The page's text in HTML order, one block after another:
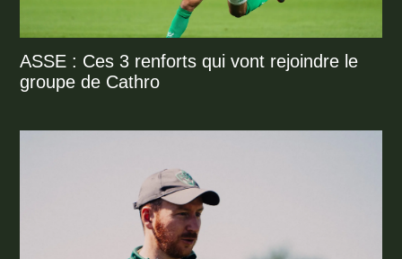
ASSE : Ces 3 renforts qui vont rejoindre le
groupe de Cathro